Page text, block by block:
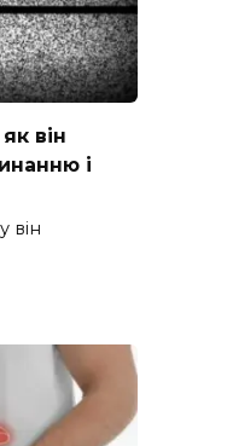
він
і
він